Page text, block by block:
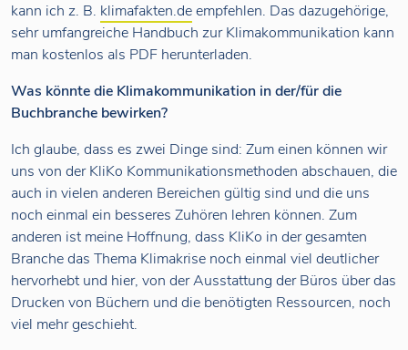
kann ich z. B. klimafakten.deempfehlen. Das dazugehörige,
sehr umfangreiche Handbuch zur Klimakommunikation kann
man kostenlos als PDF herunterladen.
Was könnte die Klimakommunikation in der/für die
Buchbranche bewirken?
Ich glaube, dass es zwei Dinge sind: Zum einen können wir
uns von der KliKo Kommunikationsmethoden abschauen, die
auch in vielen anderen Bereichen gültig sind und die uns
noch einmal ein besseres Zuhören lehren können. Zum
anderen ist meine Hoffnung, dass KliKo in der gesamten
Branche das Thema Klimakrise noch einmal viel deutlicher
hervorhebt und hier, von der Ausstattung der Büros über das
Drucken von Büchern und die benötigten Ressourcen, noch
viel mehr geschieht.